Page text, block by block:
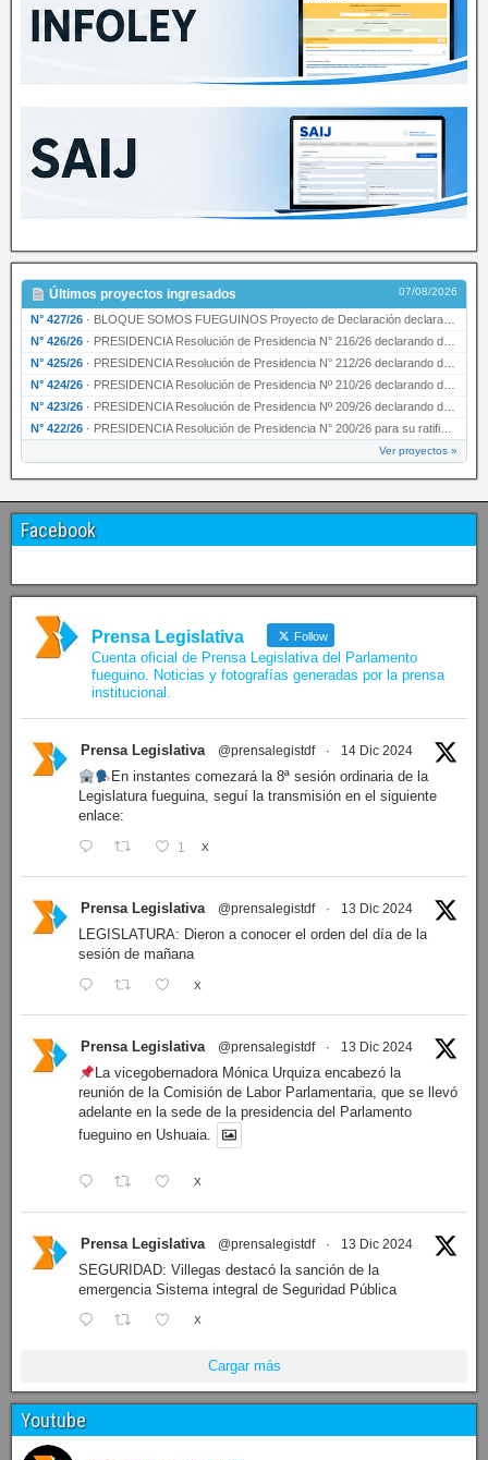
Últimos proyectos ingresados 07/08/2026
N° 427/26 · BLOQUE SOMOS FUEGUINOS Proyecto de Declaración declarando de interés provincial PRESIDENCI…
N° 426/26 · PRESIDENCIA Resolución de Presidencia N° 216/26 declarando de interés provincial la labor …
N° 425/26 · PRESIDENCIA Resolución de Presidencia N° 212/26 declarando de interés provincial el “50° A…
N° 424/26 · PRESIDENCIA Resolución de Presidencia Nº 210/26 declarando de interés provincial el proyec…
N° 423/26 · PRESIDENCIA Resolución de Presidencia Nº 209/26 declarando de interés provincial la presen…
N° 422/26 · PRESIDENCIA Resolución de Presidencia N° 200/26 para su ratificación.
Ver proyectos »
Facebook
Prensa Legislativa Follow
Cuenta oficial de Prensa Legislativa del Parlamento
fueguino. Noticias y fotografías generadas por la prensa
institucional.
Prensa Legislativa @prensalegistdf · 14 Dic 2024
En instantes comezará la 8ª sesión ordinaria de la
Legislatura fueguina, seguí la transmisión en el siguiente
enlace:
1 X
Prensa Legislativa @prensalegistdf · 13 Dic 2024
LEGISLATURA: Dieron a conocer el orden del día de la
sesión de mañana
X
Prensa Legislativa @prensalegistdf · 13 Dic 2024
La vicegobernadora Mónica Urquiza encabezó la
reunión de la Comisión de Labor Parlamentaria, que se llevó
adelante en la sede de la presidencia del Parlamento
fueguino en Ushuaia.
X
Prensa Legislativa @prensalegistdf · 13 Dic 2024
SEGURIDAD: Villegas destacó la sanción de la
emergencia Sistema integral de Seguridad Pública
X
Cargar más
Youtube